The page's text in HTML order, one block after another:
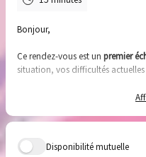
Bonjour,
Ce rendez-vous est un premier
situation, vos difficultés
accompagnement peut vous
Cet échange se déroule dans un
engagement
, afin de vous offrir
d’aller plus loin.
Disponibilité mutuelle